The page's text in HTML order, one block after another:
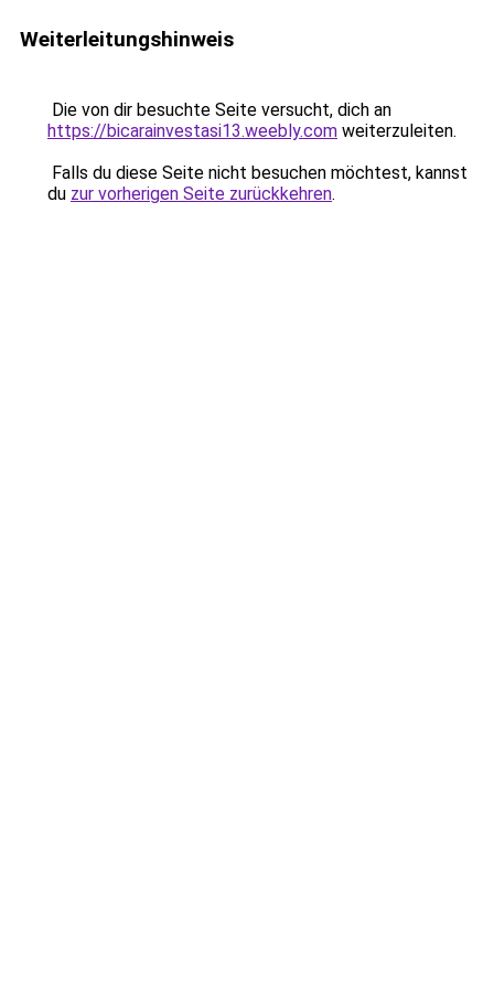
Weiterleitungshinweis
Die von dir besuchte Seite versucht, dich an
https://bicarainvestasi13.weebly.com weiterzuleiten.
Falls du diese Seite nicht besuchen möchtest, kannst
du zur vorherigen Seite zurückkehren.